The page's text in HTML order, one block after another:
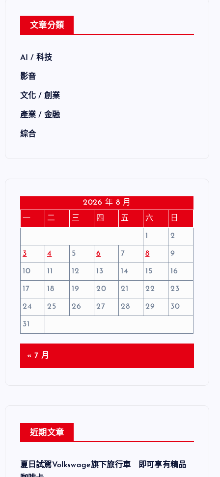
文章分類
AI / 科技
影音
文化 / 創業
產業 / 金融
綜合
2026 年 8 月
一
二 三 四 五 六 日
1 2
3 4 5 6 7 8 9
10 11 12 13 14 15 16
17 18 19 20 21 22 23
24 25 26 27 28 29 30
31
« 7 月
近期文章
夏日試駕Volkswage旗下旅行車 即可享有精品